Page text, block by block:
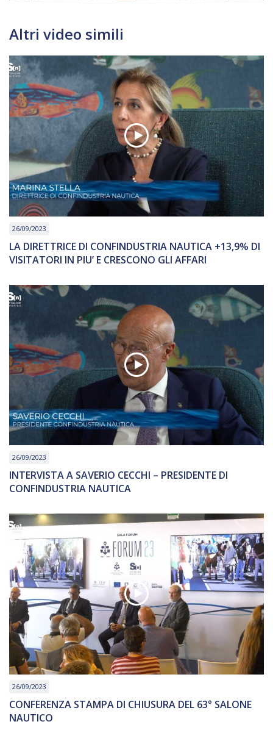
Altri video simili
26/09/2023
LA DIRETTRICE DI CONFINDUSTRIA NAUTICA +13,9% DI
VISITATORI IN PIU’ E CRESCONO GLI AFFARI
26/09/2023
INTERVISTA A SAVERIO CECCHI – PRESIDENTE DI
CONFINDUSTRIA NAUTICA
26/09/2023
CONFERENZA STAMPA DI CHIUSURA DEL 63° SALONE
NAUTICO